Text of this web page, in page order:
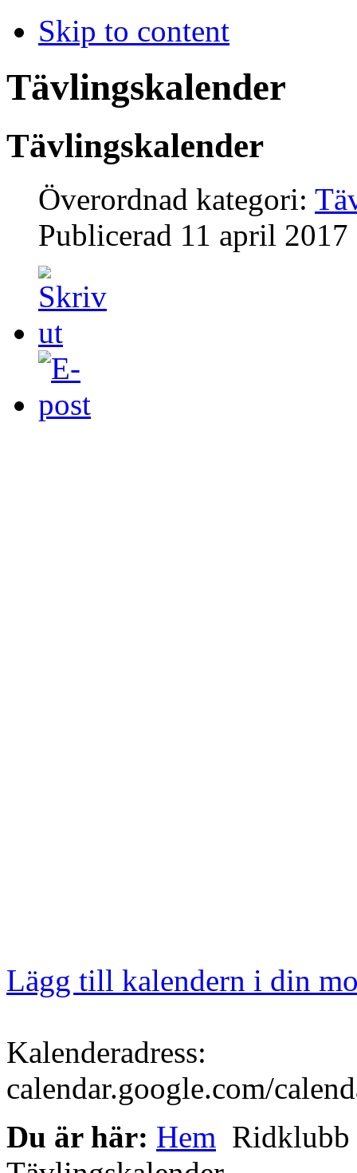
Skip to content
Tävlingskalender
Tävlingskalender
Överordnad kategori:
Publicerad 11 april 2017
Lägg till kalendern i din
Kalenderadress:
calendar.google.com/
Du är här: Hem Ridklubb